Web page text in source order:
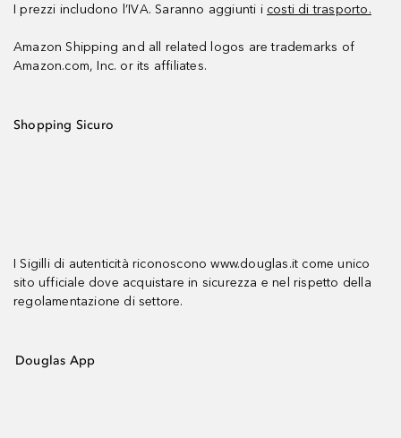
I prezzi includono l’IVA. Saranno aggiunti i costi di trasporto.
Amazon Shipping and all related logos are trademarks of
Amazon.com, Inc. or its affiliates.
Shopping Sicuro
I Sigilli di autenticità riconoscono www.douglas.it come unico
sito ufficiale dove acquistare in sicurezza e nel rispetto della
regolamentazione di settore.
Douglas App